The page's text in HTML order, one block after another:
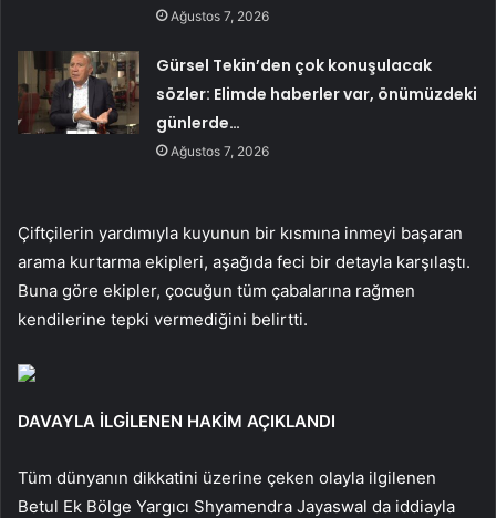
Ağustos 7, 2026
Gürsel Tekin’den çok konuşulacak
sözler: Elimde haberler var, önümüzdeki
günlerde…
Ağustos 7, 2026
Çiftçilerin yardımıyla kuyunun bir kısmına inmeyi başaran
arama kurtarma ekipleri, aşağıda feci bir detayla karşılaştı.
Buna göre ekipler, çocuğun tüm çabalarına rağmen
kendilerine tepki vermediğini belirtti.
DAVAYLA İLGİLENEN HAKİM AÇIKLANDI
Tüm dünyanın dikkatini üzerine çeken olayla ilgilenen
Betul Ek Bölge Yargıcı Shyamendra Jayaswal da iddiayla